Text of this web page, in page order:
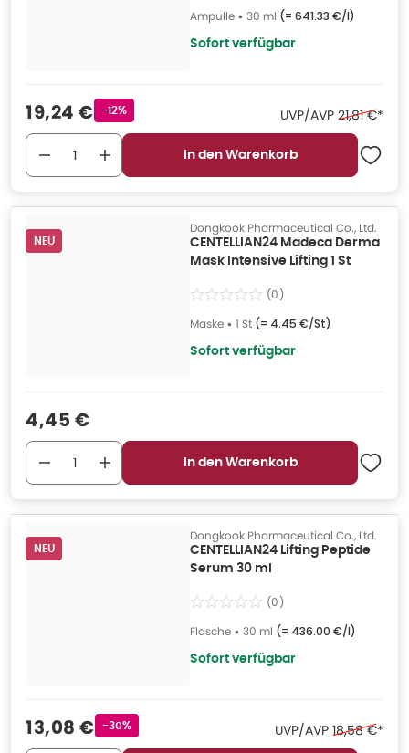
Ampulle • 30 ml (= 641.33 €/l)
Sofort verfügbar
Verkaufspreis
19,24 € Rabattstempel
-12% UVP/AVP 21,81 €*
In den Warenkorb
NEU
Dongkook Pharmaceutical Co., Ltd.
CENTELLIAN24 Madeca Derma
Mask Intensive Lifting 1 St
(0)
Maske • 1 St (= 4.45 €/St)
Sofort verfügbar
Verkaufspreis
4,45 €
In den Warenkorb
NEU
Dongkook Pharmaceutical Co., Ltd.
CENTELLIAN24 Lifting Peptide
Serum 30 ml
(0)
Flasche • 30 ml (= 436.00 €/l)
Sofort verfügbar
Verkaufspreis
13,08 € Rabattstempel
-30% UVP/AVP Ehemaliger
18,58 €*